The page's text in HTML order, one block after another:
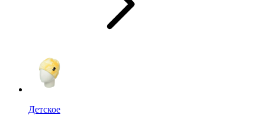
Детское